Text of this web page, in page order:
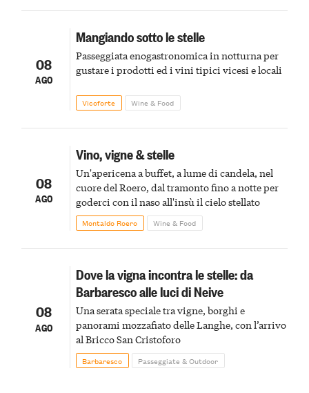
08
AGO
Mangiando sotto le stelle
Passeggiata enogastronomica in notturna per
gustare i prodotti ed i vini tipici vicesi e locali
Vicoforte Wine & Food
08
AGO
Vino, vigne & stelle
Un'apericena a buffet, a lume di candela, nel
cuore del Roero, dal tramonto fino a notte per
goderci con il naso all'insù il cielo stellato
Montaldo Roero Wine & Food
08
AGO
Dove la vigna incontra le stelle: da
Barbaresco alle luci di Neive
Una serata speciale tra vigne, borghi e
panorami mozzafiato delle Langhe, con l’arrivo
al Bricco San Cristoforo
Barbaresco Passeggiate & Outdoor